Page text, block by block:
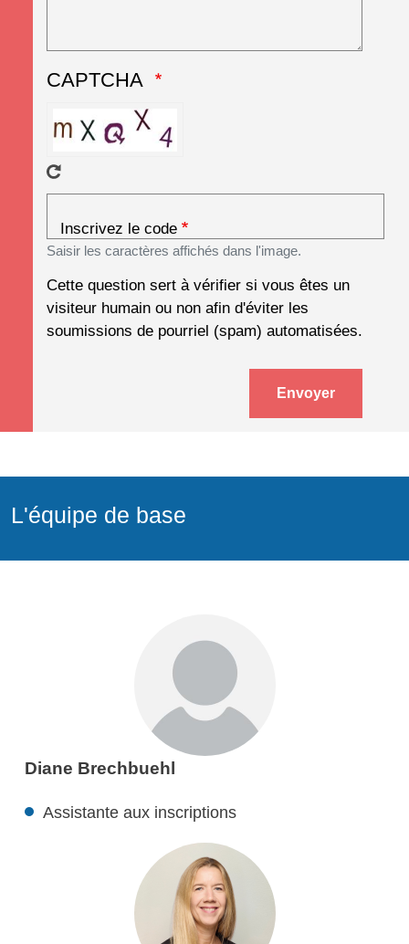
CAPTCHA
Inscrivez le code
Saisir les caractères affichés dans l'image.
Cette question sert à vérifier si vous êtes un
visiteur humain ou non afin d'éviter les
soumissions de pourriel (spam) automatisées.
Envoyer
L'équipe de base
Diane Brechbuehl
Assistante aux inscriptions